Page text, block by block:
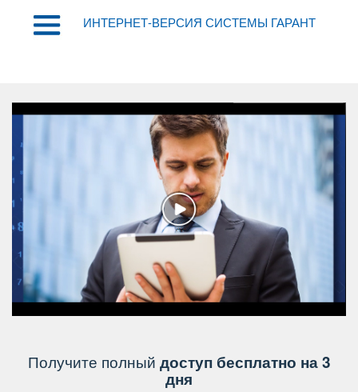
ИНТЕРНЕТ-ВЕРСИЯ СИСТЕМЫ ГАРАНТ
Получите полный доступ бесплатно на 3
дня